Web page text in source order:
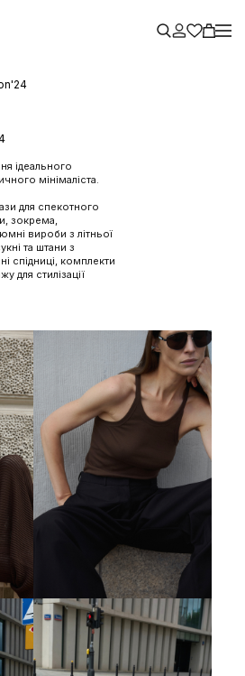
ідеального
мінімаліста.
для спекотного
зокрема,
вироби з літньої
та штани з
спідниці, комплекти
для стилізації